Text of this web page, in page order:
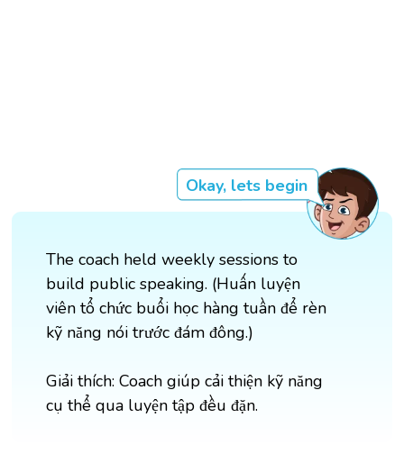
Okay, lets begin
The coach held weekly sessions to
build public speaking. (Huấn luyện
viên tổ chức buổi học hàng tuần để rèn
kỹ năng nói trước đám đông.)
Giải thích: Coach giúp cải thiện kỹ năng
cụ thể qua luyện tập đều đặn.